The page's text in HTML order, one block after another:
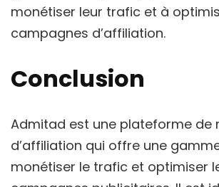
monétiser leur trafic et à
campagnes d’affiliation.
Conclusion
Admitad est une plateforme de
d’affiliation qui offre une
monétiser le trafic et optimiser